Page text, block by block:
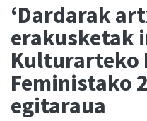
‘Dardarak
erakusketak
Kulturarteko
Feministako
egitaraua